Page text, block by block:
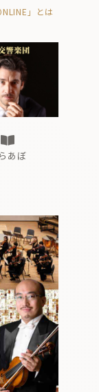
」とは
デッセイ
あぼ
デッセイ